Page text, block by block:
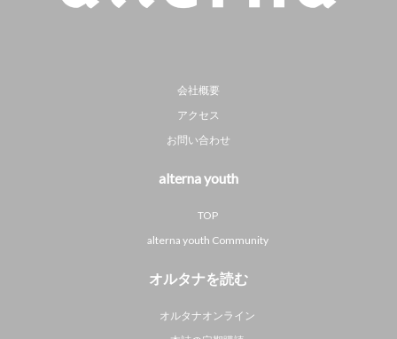
会社概要
アクセス
お問い合わせ
alterna youth
TOP
alterna youth Community
オルタナを読む
オルタナオンライン